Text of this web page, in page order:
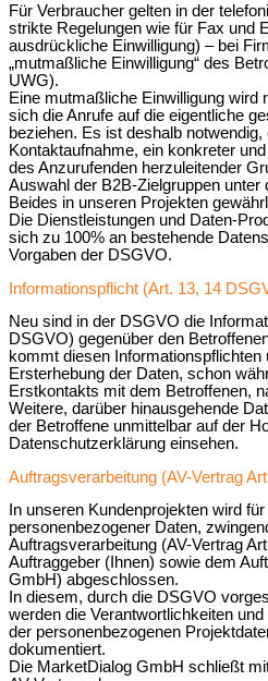
Für Verbraucher gelten in der
strikte Regelungen wie für Fax und
ausdrückliche Einwilligung) – bei
„mutmaßliche Einwilligung“ des
UWG).
Eine mutmaßliche Einwilligung wird
sich die Anrufe auf die eigentliche
beziehen. Es ist deshalb
Kontaktaufnahme, ein konkreter
des Anzurufenden herzuleitender
Auswahl der B2B-Zielgruppen unter
Beides in unseren Projekten
Die Dienstleistungen und Daten-
sich zu 100% an bestehende
Vorgaben der DSGVO.
Informationspflicht (Art. 13, 14
Neu sind in der DSGVO die
DSGVO) gegenüber den
kommt diesen Informationspflichten
Ersterhebung der Daten, schon
Erstkontakts mit dem Betroffenen,
Weitere, darüber hinausgehende
der Betroffene unmittelbar auf der
Datenschutzerklärung einsehen.
Auftragsverarbeitung (AV-Vertrag
In unseren Kundenprojekten wird
personenbezogener Daten,
Auftragsverarbeitung (AV-Vertrag
Auftraggeber (Ihnen) sowie dem
GmbH) abgeschlossen.
In diesem, durch die DSGVO
werden die Verantwortlichkeiten
der personenbezogenen
dokumentiert.
Die MarketDialog GmbH schließt